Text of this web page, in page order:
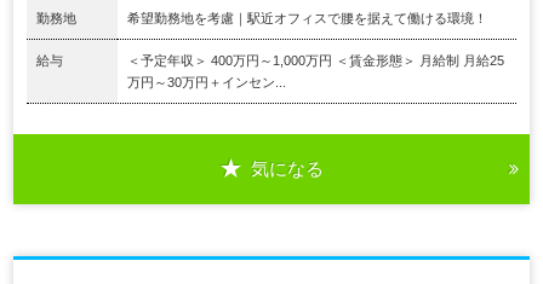
勤務地 希望勤務地を考慮｜駅近オフィスで腰を据えて働ける環境！
給与
＜予定年収＞ 400万円～1,000万円 ＜賃金形態＞ 月給制 月給25
万円～30万円＋インセン...
気になる